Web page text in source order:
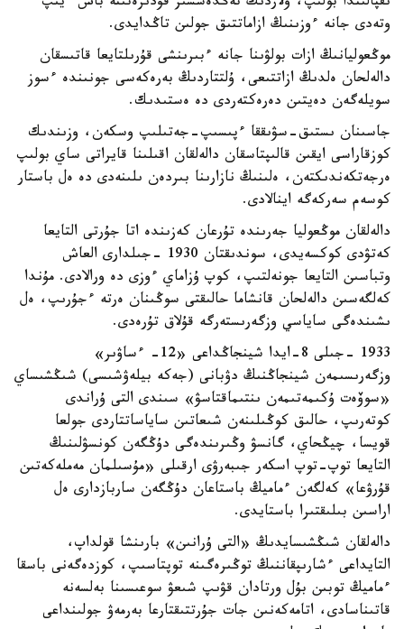
وتەدى جانە ءوزىنىڭ ازاماتتىق جولىن تاڭدايدى.
موڭعوليانىڭ ازات بولۋىنا جانە ءبىرىنشى قۇرىلتايعا قاتىسقان
دالەلحان ەلدىڭ ازاتتىعى، ۇلتتاردىڭ بەرەكەسى جونىندە ءسوز
سويلەگەن دەيتىن دەرەكتەردى دە ەستىدىك.
جاسىنان ىستىق-سۋىققا ءپىسىپ-جەتىلىپ وسكەن، وزىندىك
كوزقاراسى ايقىن قالىپتاسقان دالەلقان اقىلىنا قايراتى ساي بولىپ
ەرجەتكەندىكتەن، ەلىنىڭ نازارىنا بىردەن ىلىنەدى دە ەل باستار
كوسەم سەركەگە اينالادى.
دالەلقان موڭعوليا جەرىندە تۇرعان كەزىندە اتا جۇرتى التايعا
كەتۋدى كوكسەيدى، سوندىقتان 1930 -جىلدارى العاش
وتباسىن التايعا جونەلتىپ، كوپ ۇزاماي ءوزى دە ورالادى. مۇندا
كەلگەسىن دالەلحان قانشاما حالىقتى سوڭىنان ەرتە ءجۇرىپ، ەل
ىشىندەگى ساياسي وزگەرىستەرگە قۇلاق تۇرەدى.
1933 -جىلى 8-ايدا شينجاڭداعى «12- ءساۋىر»
وزگەرىسىمەن شينجاڭنىڭ دۋبانى (جەكە بيلەۋشىسى) شىڭشىساي
«سوۆەت ۇكىمەتىمەن ىنتىماقتاسۋ» سىندى التى ۇراندى
كوتەرىپ، حالىق كوڭىلىنەن شىعاتىن ساياساتتاردى جولعا
قويسا، چيڭحاي، گانسۋ وڭىرىندەگى دۇڭگەن كونسۋلىنىڭ
التايعا توپ-توپ اسكەر جىبەرۋى ارقىلى «مۇسىلمان مەملەكەتىن
قۇرۋعا» كەلگەن ءماميڭ باستاعان دۇڭگەن ساربازدارى ەل
اراسىن بىلىقتىرا باستايدى.
دالەلقان شىڭشىسايدىڭ «التى ۇرانىن» بارىنشا قولداپ،
التايداعى ءشارىپقاننىڭ توڭىرەگىنە توپتاسىپ، كوزدەگەنى باسقا
ءماميڭ توبىن بۇل ورتادان قۋىپ شىعۋ سوعىسىنا بەلسەنە
قاتىناسادى، اتامەكەنىن جات جۇرتتىقتارعا بەرمەۋ جولىنداعى